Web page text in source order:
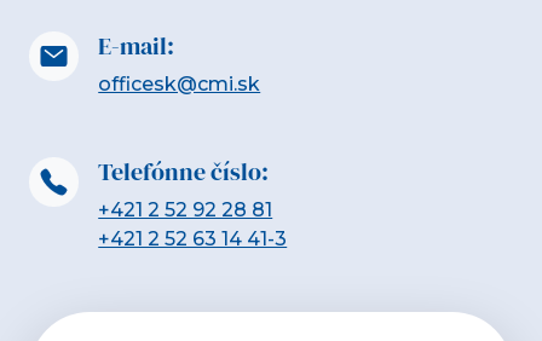
E-mail:
officesk@cmi.sk
Telefónne číslo:
+421 2 52 92 28 81
+421 2 52 63 14 41-3